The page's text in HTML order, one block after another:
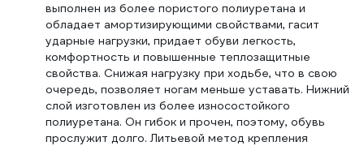
выполнен из более пористого полиуретана и
обладает амортизирующими свойствами, гасит
ударные нагрузки, придает обуви легкость,
комфортность и повышенные теплозащитные
свойства. Снижая нагрузку при ходьбе, что в свою
очередь, позволяет ногам меньше уставать. Нижний
слой изготовлен из более износостойкого
полиуретана. Он гибок и прочен, поэтому, обувь
прослужит долго. Литьевой метод крепления